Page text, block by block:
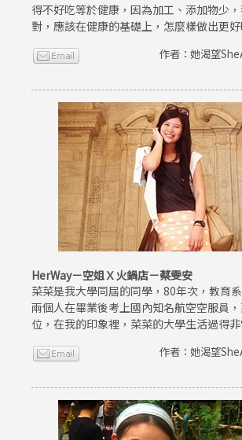
得不好吃等於健康，因為加工、添加物少
對，應該在健康的基礎上，怎麼樣做出更好
作者：她渴望
HerWay－空姐Ｘ火鍋店－蔡雯安
菜菜是我大學同屆的同學，80年次，教育
兩個人在畢業後考上國內知名航空空服員
位，在我的印象裡，菜菜的大學生活過得非
作者：她渴望